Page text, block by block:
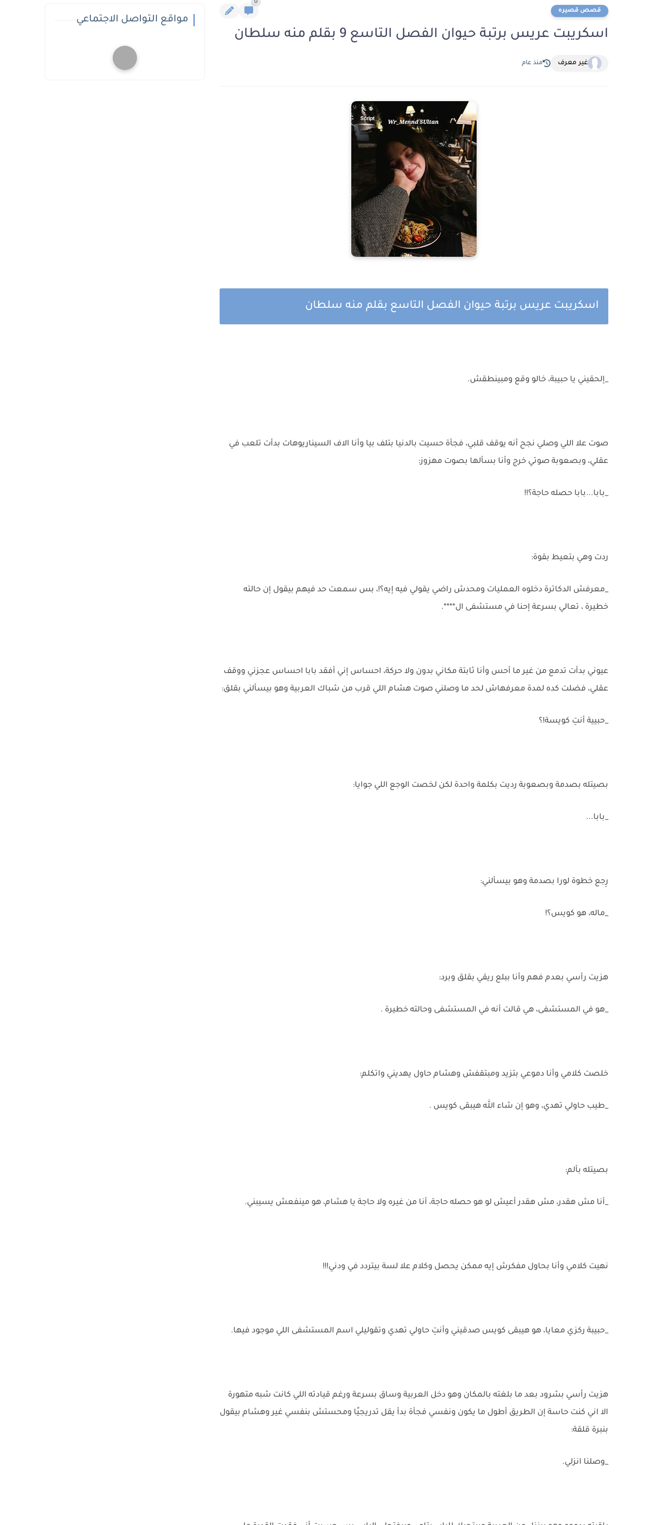
قصص قصيره
0
اسكريبت عريس برتبة حيوان الفصل التاسع 9 بقلم منه سلطان
غير معرف منذ عام
اسكريبت عريس برتبة حيوان الفصل التاسع بقلم منه سلطان
_إلحقيني يا حبيبة، خالو وقع ومبينطقش.
صوت علا اللي وصلي نجح أنه يوقف قلبي، فجأة حسيت بالدنيا بتلف بيا وأنا الاف السيناريوهات بدأت تلعب في
عقلي، وبصعوبة صوتي خرج وأنا بسألها بصوت مهزوز:
_بابا...بابا حصله حاجة؟!!
ردت وهي بتعيط بقوة:
_معرفش الدكاترة دخلوه العمليات ومحدش راضي يقولي فيه إيه؟!، بس سمعت حد فيهم بيقول إن حالته
خطيرة ، تعالي بسرعة إحنا في مستشفى ال****.
عيوني بدأت تدمع من غير ما أحس وأنا ثابتة مكاني بدون ولا حركة، احساس إني أفقد بابا احساس عجزني ووقف
عقلي، فضلت كده لمدة معرفهاش لحد ما وصلني صوت هشام اللي قرب من شباك العربية وهو بيسألني بقلق:
_حبيية أنتِ كويسة!؟
بصيتله بصدمة وبصعوبة رديت بكلمة واحدة لكن لخصت الوجع اللي جوايا:
_بابا...
رِجع خطوة لورا بصدمة وهو بيسألني:
_ماله، هو كويس؟!
هزيت رأسي بعدم فهم وأنا ببلع ريقي بقلق وبرد:
_هو في المستشفى، هي قالت أنه في المستشفى وحالته خطيرة .
خلصت كلامي وأنا دموعي بتزيد ومبتقفش وهشام حاول يهديني واتكلم:
_طيب حاولي تهدي، وهو إن شاء الله هيبقى كويس .
بصيتله بألم:
_أنا مش هقدر، مش هقدر أعيش لو هو حصله حاجة، أنا من غيره ولا حاجة يا هشام، هو مينفعش يسيبني.
نهيت كلامي وأنا بحاول مفكرش إيه ممكن يحصل وكلام علا لسة بيتردد في ودني!!!
_حبيبة ركزي معايا، هو هيبقى كويس صدقيني وأنتِ حاولي تهدي وتقوليلي اسم المستشفى اللي موجود فيها.
هزيت رأسي بشرود بعد ما بلغته بالمكان وهو دخل العربية وساق بسرعة ورغم قيادته اللي كانت شبه متهورة
الا اني كنت حاسة إن الطريق أطول ما يكون ونفسي فجأة بدأ يقل تدريجيًا ومحستش بنفسي غير وهشام بيقول
بنبرة قلقة:
_وصلنا انزلي.
مواقع التواصل الاجتماعي